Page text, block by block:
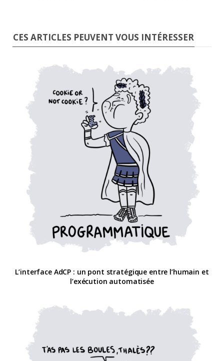
CES ARTICLES PEUVENT VOUS INTÉRESSER
L’interface AdCP : un pont stratégique entre l’humain et
l’exécution automatisée